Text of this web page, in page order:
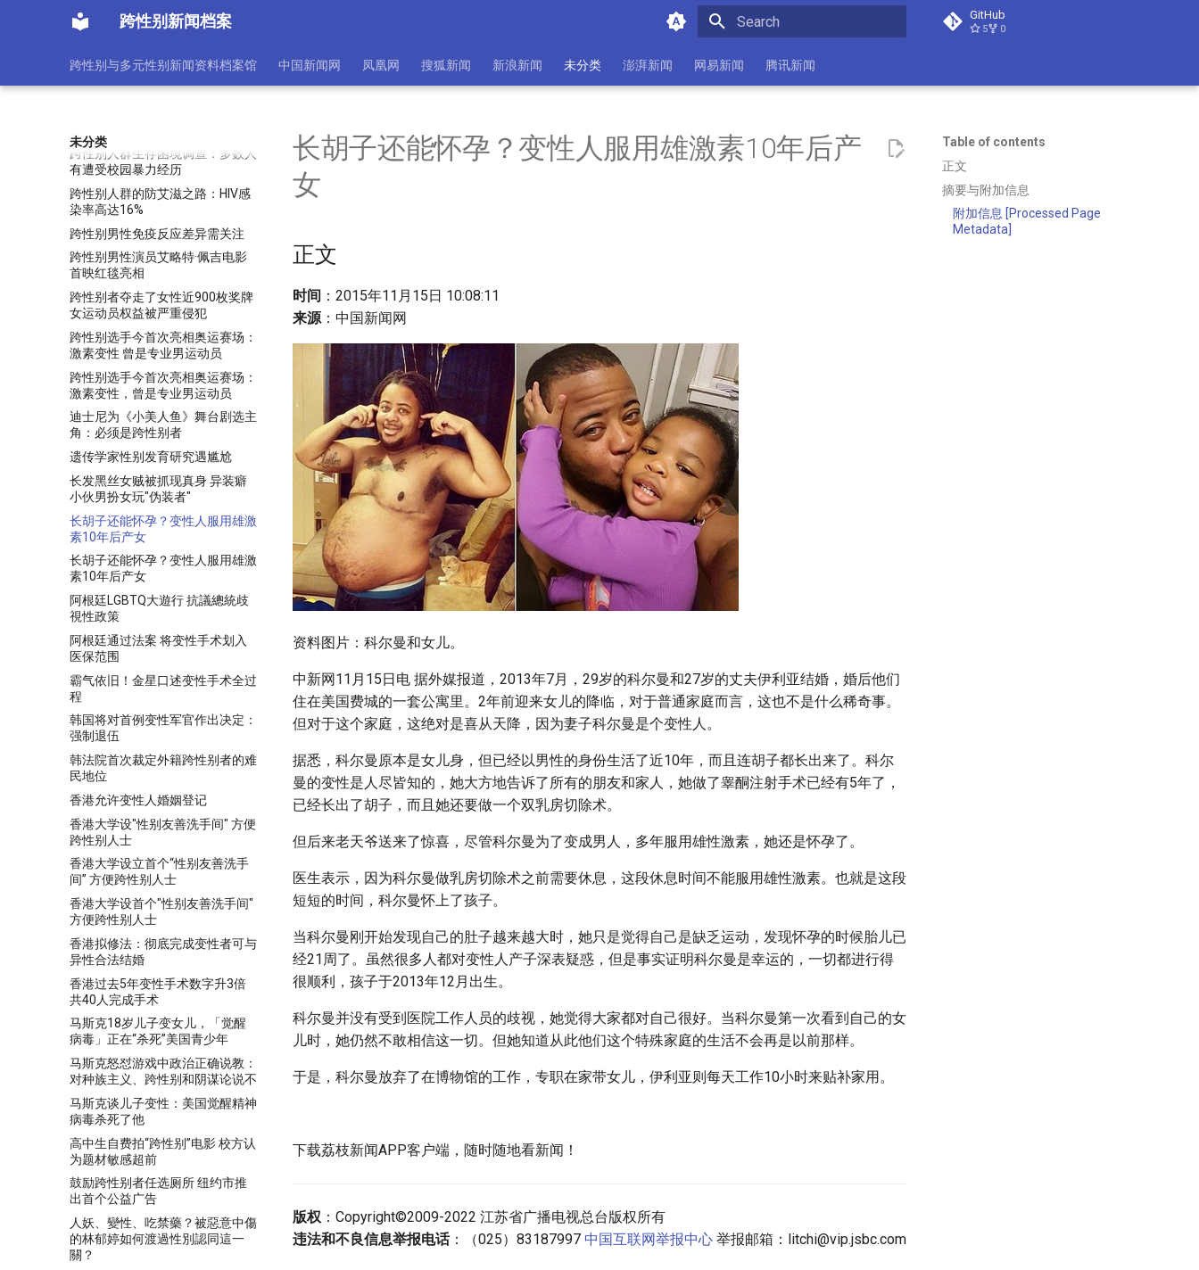
跨性别新闻档案 GitHub
5 0
跨性别与多元性别新闻资料档案馆 中国新闻网 凤凰网 搜狐新闻 新浪新闻 未分类 澎湃新闻 网易新闻 腾讯新闻
未分类
性 全身整形
跨性别人士被拒更改身份证性别案
跨性别人士谢浩霖获男性身份证
称具重大意义
跨性别人群生存困境调查：多数人
有遭受校园暴力经历
跨性别人群的防艾滋之路：HIV感
染率高达16%
跨性别男性免疫反应差异需关注
跨性别男性演员艾略特·佩吉电影
首映红毯亮相
跨性别者夺走了女性近900枚奖牌
女运动员权益被严重侵犯
跨性别选手今首次亮相奥运赛场：
激素变性 曾是专业男运动员
跨性别选手今首次亮相奥运赛场：
激素变性，曾是专业男运动员
迪士尼为《小美人鱼》舞台剧选主
角：必须是跨性别者
遗传学家性别发育研究遇尴尬
长发黑丝女贼被抓现真身 异装癖
小伙男扮女玩"伪装者"
长胡子还能怀孕？变性人服用雄激
素10年后产女
长胡子还能怀孕？变性人服用雄激
素10年后产女
阿根廷LGBTQ大遊行 抗議總統歧
視性政策
阿根廷通过法案 将变性手术划入
医保范围
霸气依旧！金星口述变性手术全过
程
韩国将对首例变性军官作出决定：
强制退伍
韩法院首次裁定外籍跨性别者的难
民地位
香港允许变性人婚姻登记
香港大学设"性别友善洗手间" 方便
跨性别人士
香港大学设立首个“性别友善洗手
间” 方便跨性别人士
香港大学设首个"性别友善洗手间"
方便跨性别人士
香港拟修法：彻底完成变性者可与
异性合法结婚
香港过去5年变性手术数字升3倍
共40人完成手术
马斯克18岁儿子变女儿，「觉醒
病毒」正在“杀死”美国青少年
马斯克怒怼游戏中政治正确说教：
对种族主义、跨性别和阴谋论说不
马斯克谈儿子变性：美国觉醒精神
病毒杀死了他
高中生自费拍“跨性别”电影 校方认
为题材敏感超前
鼓励跨性别者任选厕所 纽约市推
出首个公益广告
人妖、變性、吃禁藥？被惡意中傷
的林郁婷如何渡過性別認同這一
關？
Table of contents
正文
摘要与附加信息
附加信息 [Processed Page
Metadata]
长胡子还能怀孕？变性人服用雄激素10年后产
女
正文
时间 ：2015年11月15日 10:08:11
来源：中国新闻网
资料图片：科尔曼和女儿。
中新网11月15日电 据外媒报道，2013年7月，29岁的科尔曼和27岁的丈夫伊利亚结婚，婚后他们
住在美国费城的一套公寓里。2年前迎来女儿的降临，对于普通家庭而言，这也不是什么稀奇事。
但对于这个家庭，这绝对是喜从天降，因为妻子科尔曼是个变性人。
据悉，科尔曼原本是女儿身，但已经以男性的身份生活了近10年，而且连胡子都长出来了。科尔
曼的变性是人尽皆知的，她大方地告诉了所有的朋友和家人，她做了睾酮注射手术已经有5年了，
已经长出了胡子，而且她还要做一个双乳房切除术。
但后来老天爷送来了惊喜，尽管科尔曼为了变成男人，多年服用雄性激素，她还是怀孕了。
医生表示，因为科尔曼做乳房切除术之前需要休息，这段休息时间不能服用雄性激素。也就是这段
短短的时间，科尔曼怀上了孩子。
当科尔曼刚开始发现自己的肚子越来越大时，她只是觉得自己是缺乏运动，发现怀孕的时候胎儿已
经21周了。虽然很多人都对变性人产子深表疑惑，但是事实证明科尔曼是幸运的，一切都进行得
很顺利，孩子于2013年12月出生。
科尔曼并没有受到医院工作人员的歧视，她觉得大家都对自己很好。当科尔曼第一次看到自己的女
儿时，她仍然不敢相信这一切。但她知道从此他们这个特殊家庭的生活不会再是以前那样。
于是，科尔曼放弃了在博物馆的工作，专职在家带女儿，伊利亚则每天工作10小时来贴补家用。
下载荔枝新闻APP客户端，随时随地看新闻！
版权 ：Copyright©2009-2022 江苏省广播电视总台版权所有
违法和不良信息举报电话：（025）83187997 中国互联网举报中心 举报邮箱： litchi@vip.jsbc.com